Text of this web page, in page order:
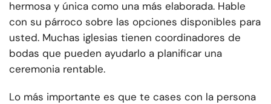
hermosa y única como una más elaborada. Hable
con su párroco sobre las opciones disponibles para
usted. Muchas iglesias tienen coordinadores de
bodas que pueden ayudarlo a planificar una
ceremonia rentable.
Lo más importante es que te cases con la persona